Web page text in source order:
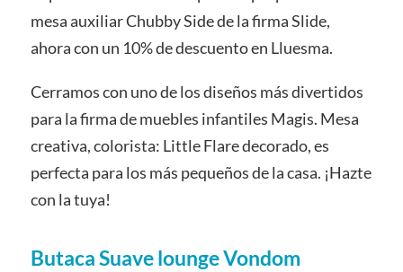
mesa auxiliar Chubby Side de la firma Slide,
ahora con un 10% de descuento en Lluesma.
Cerramos con uno de los diseños más divertidos
para la firma de muebles infantiles Magis. Mesa
creativa, colorista: Little Flare decorado, es
perfecta para los más pequeños de la casa. ¡Hazte
con la tuya!
Butaca Suave lounge Vondom